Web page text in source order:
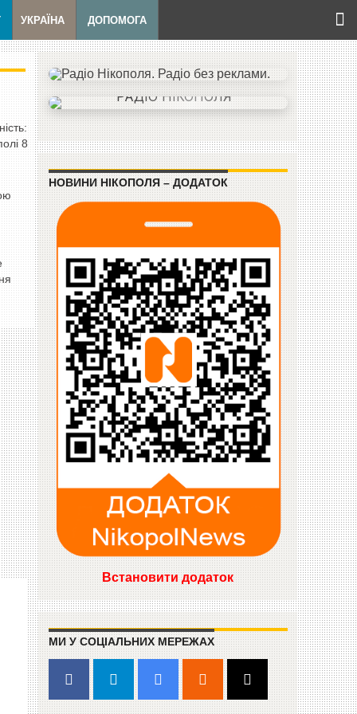
УКРАЇНА ДОПОМОГА
8
НОВИНИ НІКОПОЛЯ – ДОДАТОК
Встановити додаток
МИ У СОЦІАЛЬНИХ МЕРЕЖАХ